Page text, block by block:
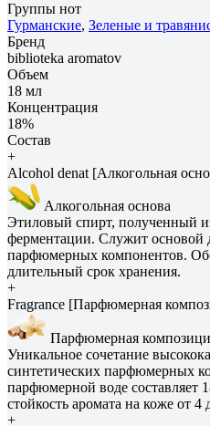
Группы нот
Гурманские, Зеленые и
Бренд
biblioteka aromatov
Объем
18 мл
Концентрация
18%
Состав
+
Alcohol denat [Алкогольная
Алкогольная основа
Этиловый спирт, полученный
ферментации. Служит основой
парфюмерных компонентов.
длительный срок хранения.
+
Fragrance [Парфюмерная
Парфюмерная
Уникальное сочетание
синтетических парфюмерных
парфюмерной воде составляет
стойкость аромата на коже от 4
+